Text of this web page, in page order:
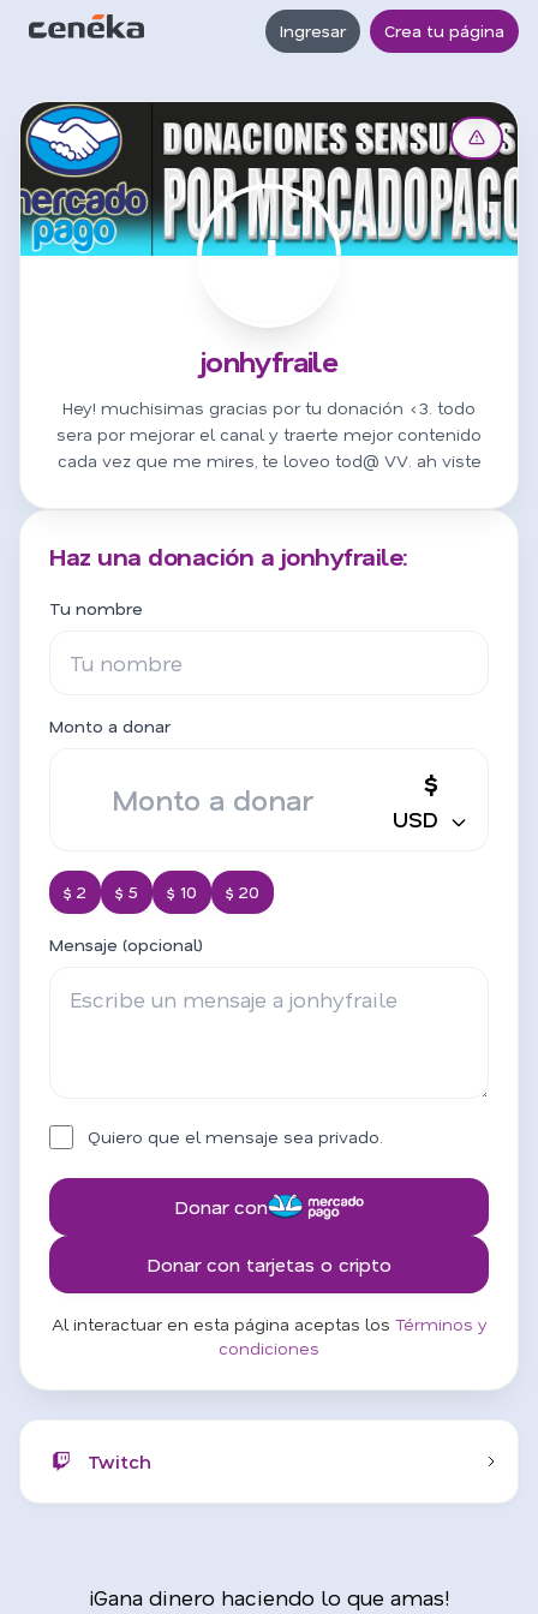
Ingresar Crea tu página
J
jonhyfraile
Hey! muchisimas gracias por tu donación <3. todo
sera por mejorar el canal y traerte mejor contenido
cada vez que me mires, te loveo tod@ VV. ah viste
Haz una donación a jonhyfraile:
Tu nombre
Monto a donar
$
USD
$ 2 $ 5 $ 10 $ 20
Mensaje (opcional)
Quiero que el mensaje sea privado.
Donar con
Donar con tarjetas o cripto
Al interactuar en esta página aceptas los Términos y
condiciones
Twitch
¡Gana dinero haciendo lo que amas!